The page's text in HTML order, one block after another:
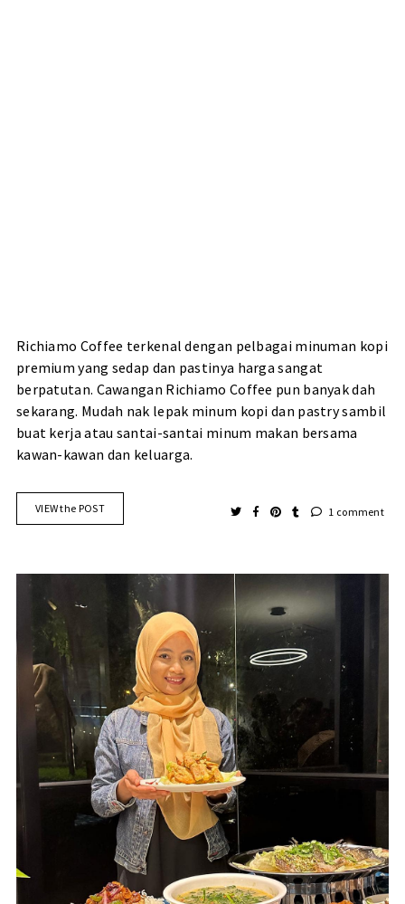
Richiamo Coffee terkenal dengan pelbagai minuman kopi
premium yang sedap dan pastinya harga sangat
berpatutan. Cawangan Richiamo Coffee pun banyak dah
sekarang. Mudah nak lepak minum kopi dan pastry sambil
buat kerja atau santai-santai minum makan bersama
kawan-kawan dan keluarga.
VIEW the POST 1 comment